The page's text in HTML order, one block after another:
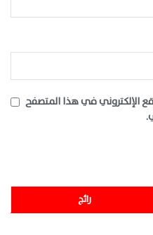
الإلكتروني في هذا المتصفح
رائج